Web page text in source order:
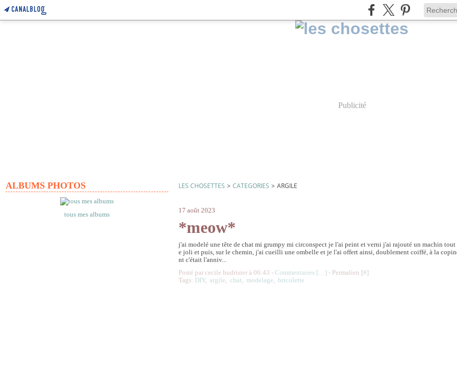
Publicité
ALBUMS PHOTOS
tous mes albums
LES CHOSETTES > CATEGORIES > ARGILE
17 août 2023
*meow*
j'ai modelé une tête de chat mi grumpy mi circonspect je l'ai peint et verni j'ai rajouté un machin tout
e joli et puis, sur le chemin, j'ai cueilli une ombelle et je l'ai offert ainsi, doublement coiffé, à la
nt c'était l'anniv...
Posté par cecile hudrisier à 06:43 -Commentaires […] - Permalien [#]
Tags: DIY,argile,chat, modelage,bricolette